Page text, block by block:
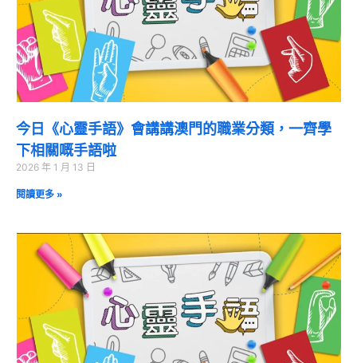
今日《心靈手語》會講講澳門的職業分類，一齊學
下相關嘅手語啦
2026 年 1 月 13 日
閱讀更多 »